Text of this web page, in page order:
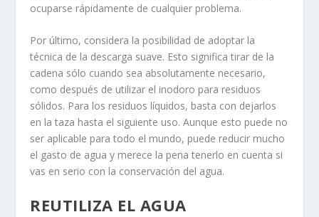
ocuparse rápidamente de cualquier problema.
Por último, considera la posibilidad de adoptar la
técnica de la descarga suave. Esto significa tirar de la
cadena sólo cuando sea absolutamente necesario,
como después de utilizar el inodoro para residuos
sólidos. Para los residuos líquidos, basta con dejarlos
en la taza hasta el siguiente uso. Aunque esto puede no
ser aplicable para todo el mundo, puede reducir mucho
el gasto de agua y merece la pena tenerlo en cuenta si
vas en serio con la conservación del agua.
REUTILIZA EL AGUA